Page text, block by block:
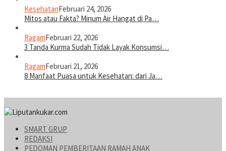
KesehatanFebruari 24, 2026
Mitos atau Fakta? Minum Air Hangat di Pa…
RagamFebruari 22, 2026
3 Tanda Kurma Sudah Tidak Layak Konsumsi…
RagamFebruari 21, 2026
8 Manfaat Puasa untuk Kesehatan: dari Ja…
SMART GRUP
REDAKSI
PEDOMAN PEMBERITAAN RAMAH ANAK